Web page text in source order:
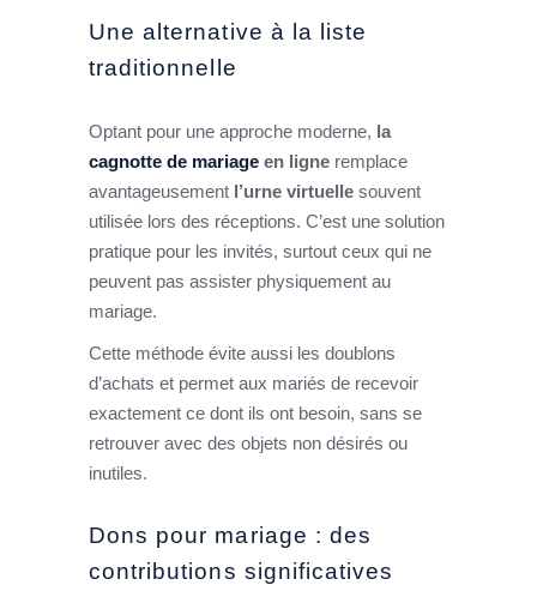
Une alternative à la liste
traditionnelle
Optant pour une approche moderne, la
cagnotte de mariage en ligne remplace
avantageusement l’urne virtuelle souvent
utilisée lors des réceptions. C’est une solution
pratique pour les invités, surtout ceux qui ne
peuvent pas assister physiquement au
mariage.
Cette méthode évite aussi les doublons
d’achats et permet aux mariés de recevoir
exactement ce dont ils ont besoin, sans se
retrouver avec des objets non désirés ou
inutiles.
Dons pour mariage : des
contributions significatives